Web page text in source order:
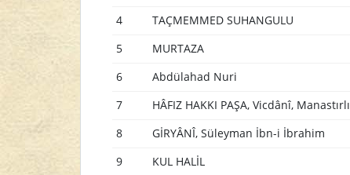
4 TAÇMEMMED SUHANGULU
5 MURTAZA
6 Abdülahad Nuri
7 HÂFIZ HAKKI PAŞA, Vicdânî, Manastırlı
8 GİRYÂNÎ, Süleyman İbn-i İbrahim
9 KUL HALİL